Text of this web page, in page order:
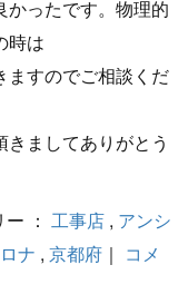
かったです。物理的
時は
ますのでご相談くだ
ましてありがとう
： 工事店 , アンシ
ナ , 京都府 ｜ コメ